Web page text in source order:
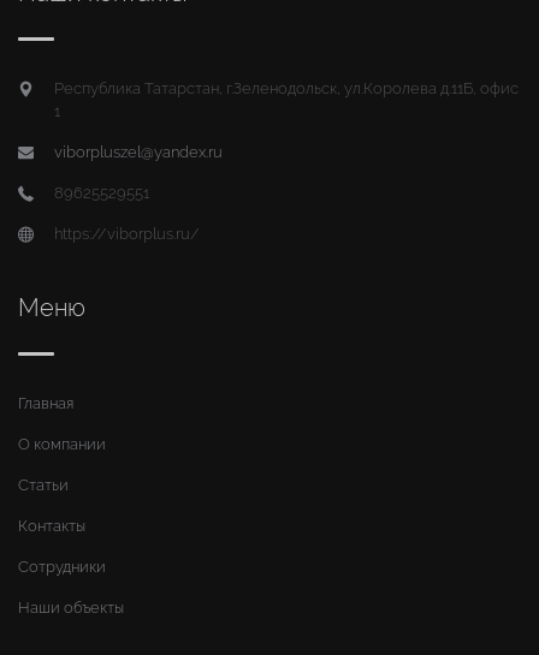
Республика Татарстан, г.Зеленодольск, ул.Королева д.11Б, офис
1
viborpluszel@yandex.ru
89625529551
https://viborplus.ru/
Меню
Главная
О компании
Статьи
Контакты
Сотрудники
Наши объекты